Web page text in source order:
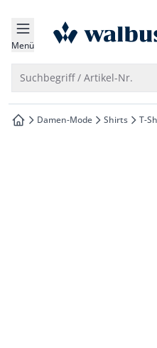
springen
springen
springen
springen
Menü zur
Suchbegriff / Artikel-Nr.
zur Startseite
Damen-Mode Shirts T-